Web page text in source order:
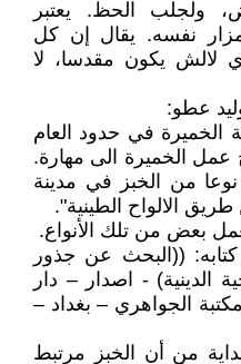
ولجلب الحظ. يعتبر
نفسه. يقال إن كل
يكون مقدسا، لا
عطو:
الخميرة في حدود العام
عمل الخميرة الى مهارة.
تم اكتشاف صناعة (12) نوعا من الخبز في مدينة
الالواح الطينية".
بعض من تلك الأنواع.
((البحث عن جذور
الدينية) - اصدار – دار
الجواهري – بغداد –
من أن الخبز مرتبط